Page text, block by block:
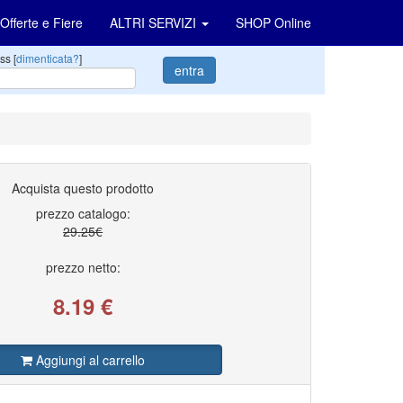
Offerte e Fiere ALTRI SERVIZI SHOP Online
[dimenticata?]
entra
Acquista questo prodotto
prezzo catalogo:
29.25€
prezzo netto:
8.19 €
Aggiungi al carrello